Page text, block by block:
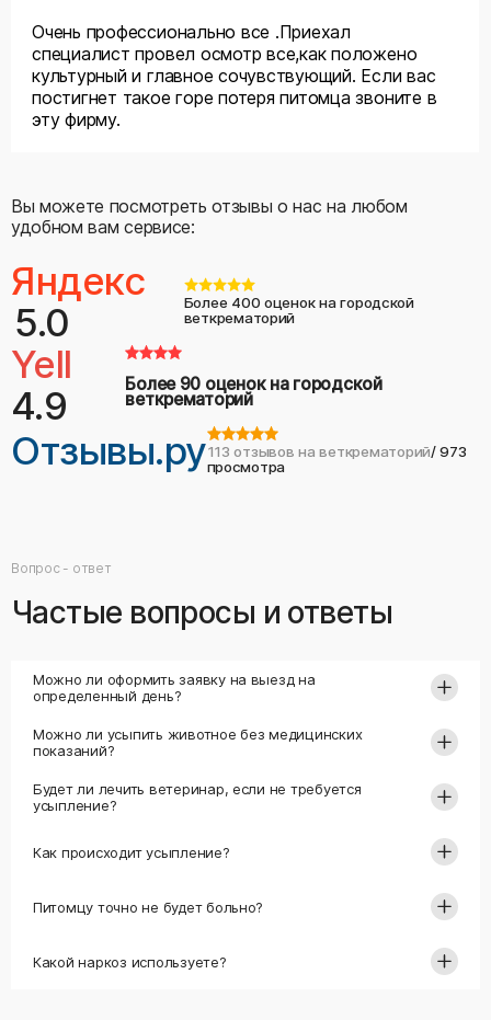
Очень профессионально все .Приехал
специалист провел осмотр все,как положено
культурный и главное сочувствующий. Если вас
постигнет такое горе потеря питомца звоните в
эту фирму.
Вы можете посмотреть отзывы о нас на любом
удобном вам сервисе:
Яндекс
5.0
Более 400 оценок на городской
веткрематорий
Отзывы.ру113 отзывов на веткрематорий/ 973
просмотра
Yell
4.9
Более 90 оценок на городской
веткрематорий
Вопрос - ответ
Частые вопросы и ответы
Можно ли оформить заявку на выезд на
определенный день?
Можно ли усыпить животное без медицинских
показаний?
Будет ли лечить ветеринар, если не требуется
усыпление?
Как происходит усыпление?
Питомцу точно не будет больно?
Какой наркоз используете?